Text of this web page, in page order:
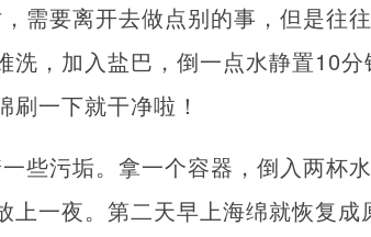
需要离开去做点别的事，但是往
，加入盐巴，倒一点水静置10
一下就干净啦！
些污垢。拿一个容器，倒入两杯
一夜。第二天早上海绵就恢复成